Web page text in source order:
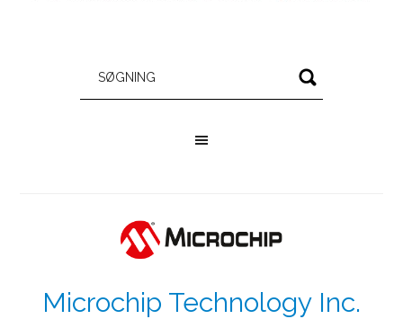
Microchip Technology Inc.